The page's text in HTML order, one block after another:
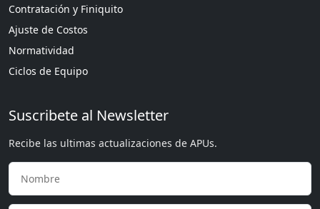
Contratación y Finiquito
Ajuste de Costos
Normatividad
Ciclos de Equipo
Suscribete al Newsletter
Recibe las ultimas actualizaciones de APUs.